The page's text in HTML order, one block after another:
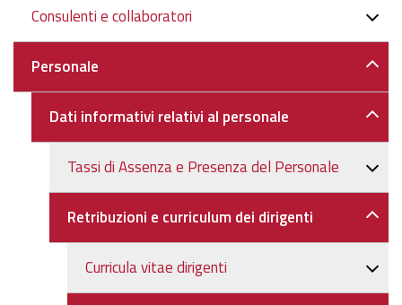
Consulenti e collaboratori
Personale
Dati informativi relativi al personale
Tassi di Assenza e Presenza del Personale
Retribuzioni e curriculum dei dirigenti
Curricula vitae dirigenti